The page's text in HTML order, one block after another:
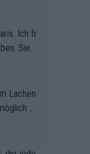
Ich fr
Sie s
Lachen
na